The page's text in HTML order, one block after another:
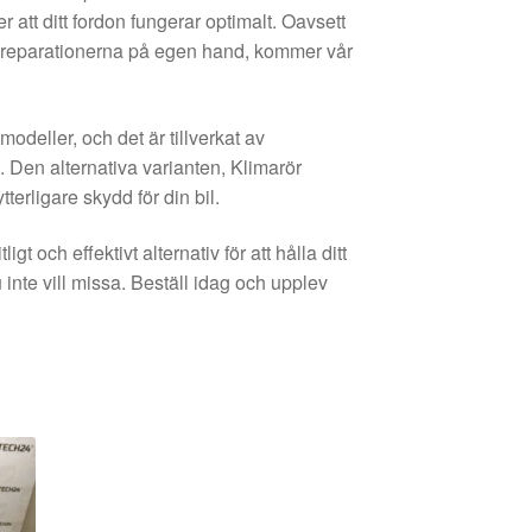
att ditt fordon fungerar optimalt. Oavsett
på egen hand, kommer vår
och det är tillverkat av
alternativa varianten, Klimarör
skydd för din bil.
och effektivt alternativ för att hålla ditt
vill missa. Beställ idag och upplev